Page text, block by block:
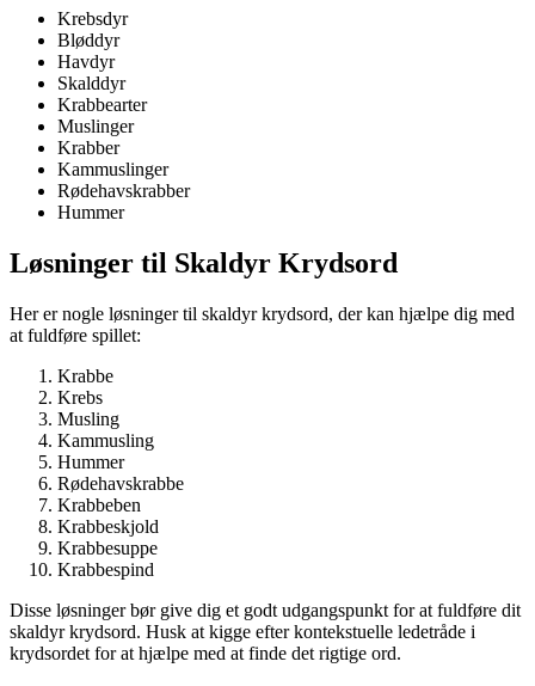
Krebsdyr
Bløddyr
Havdyr
Skalddyr
Krabbearter
Muslinger
Krabber
Kammuslinger
Rødehavskrabber
Hummer
Løsninger til Skaldyr Krydsord
Her er nogle løsninger til skaldyr krydsord, der kan hjælpe dig med
at fuldføre spillet:
Krabbe
Krebs
Musling
Kammusling
Hummer
Rødehavskrabbe
Krabbeben
Krabbeskjold
Krabbesuppe
Krabbespind
Disse løsninger bør give dig et godt udgangspunkt for at fuldføre dit
skaldyr krydsord. Husk at kigge efter kontekstuelle ledetråde i
krydsordet for at hjælpe med at finde det rigtige ord.